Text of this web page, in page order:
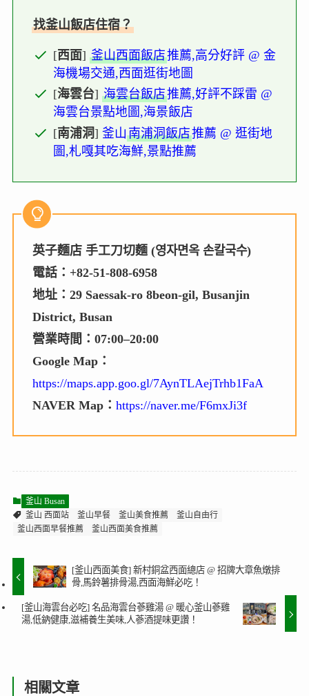
找釜山飯店住宿？
[西面]釜山西面飯店推薦,高分好評 @ 金
海機場交通,西面逛街地圖
[海雲台]海雲台飯店推薦,好評不踩雷 @
海雲台景點地圖,海景飯店
[南浦洞]釜山南浦洞飯店推薦 @ 逛街地
圖,札嘎其吃海鮮,景點推薦
英子麵店 手工刀切麵 (영자면옥 손칼국수)
電話：+82-51-808-6958
地址：29 Saessak-ro 8beon-gil, Busanjin
District, Busan
營業時間：07:00–20:00
Google Map：
https://maps.app.goo.gl/7AynTLAejTrhb1FaA
NAVER Map： https://naver.me/F6mxJi3f
釜山 Busan
釜山 西面站
釜山早餐 釜山美食推薦
釜山自由行
釜山西面早餐推薦
釜山西面美食推薦
[釜山西面美食] 新村銅盆西面總店 @ 招牌大章魚燉排
骨,馬鈴薯排骨湯,西面海鮮必吃！
[釜山海雲台必吃] 名品海雲台蔘雞湯 @ 暖心釜山蔘雞
湯,低鈉健康,滋補養生美味,人蔘酒提味更讚！
相關文章